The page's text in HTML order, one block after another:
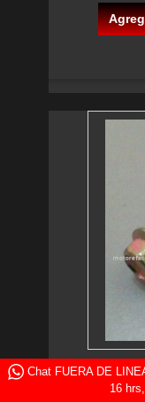
Tornillo
Chat FUERA DE
16